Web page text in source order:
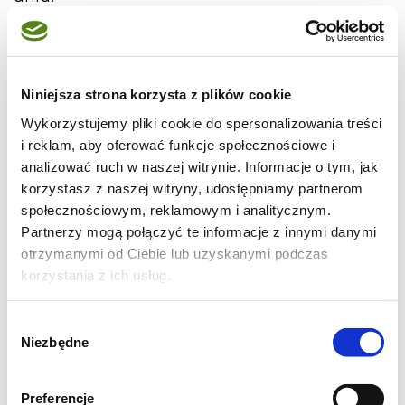
Niniejsza strona korzysta z plików cookie
Wykorzystujemy pliki cookie do spersonalizowania treści
i reklam, aby oferować funkcje społecznościowe i
analizować ruch w naszej witrynie. Informacje o tym, jak
korzystasz z naszej witryny, udostępniamy partnerom
społecznościowym, reklamowym i analitycznym.
Partnerzy mogą połączyć te informacje z innymi danymi
otrzymanymi od Ciebie lub uzyskanymi podczas
korzystania z ich usług.
zgody
Niezbędne
Preferencje
na 2 głodne osoby i naczynie żaroodporne o
głębokości powiedzmy palca wskazującego:
- 2 podwójne piersi z kurczaka lub jedna
duża, wyrośnięta, filetujemy na cienkie
plastry,
- 25 dag pieczarek szatkujemy na drobne
kawałki,
- 1 cebula, nieduża, kroimy w talarki,